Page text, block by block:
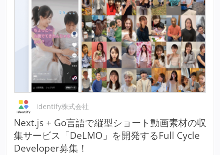
identify株式会社
Next.js + Go言語で縦型ショート動画素材の収
集サービス「DeLMO」を開発するFull Cycle
Developer募集！